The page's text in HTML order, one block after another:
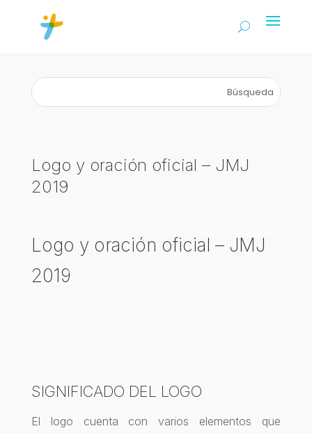
Logo y oración oficial – JMJ
2019
Logo y oración oficial – JMJ
2019
SIGNIFICADO DEL LOGO
El logo cuenta con varios elementos que